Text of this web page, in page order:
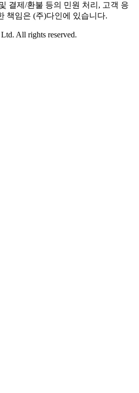
결제/환불 등의 민원 처리, 고객 응
책임은 (주)다인에 있습니다.
All rights reserved.